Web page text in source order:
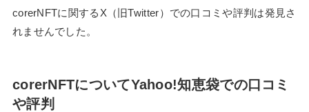
corerNFTに関するX（旧Twitter）での口コミや評判は発見さ
れませんでした。
corerNFTについてYahoo!知恵袋での口コミ
や評判